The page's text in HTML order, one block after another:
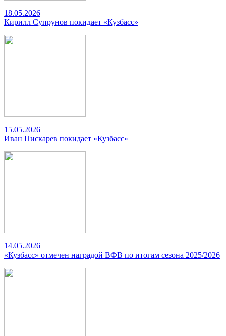
18.05.2026
Кирилл Супрунов покидает «Кузбасс»
15.05.2026
Иван Пискарев покидает «Кузбасс»
14.05.2026
«Кузбасс» отмечен наградой ВФВ по итогам сезона 2025/2026